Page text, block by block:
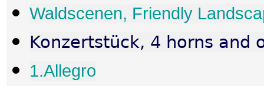
Waldscenen, Friendly
Konzertstück, 4 horns and
1.Allegro